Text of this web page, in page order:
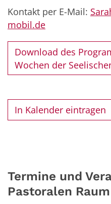
Kontakt per E-Mail:
mobil.de
Download des
Wochen der
In Kalender eintragen
Termine und
Pastoralen